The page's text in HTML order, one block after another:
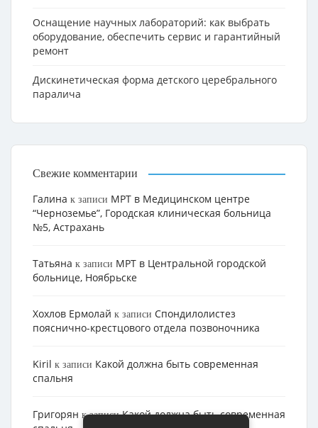
Оснащение научных лабораторий: как выбрать
оборудование, обеспечить сервис и гарантийный
ремонт
Дискинетическая форма детского церебрального
паралича
Свежие комментарии
Галина к записи МРТ в Медицинском центре
“Черноземье”, Городская клиническая больница
№5, Астрахань
Татьяна к записи МРТ в Центральной городской
больнице, Ноябрьске
Хохлов Ермолай к записи Cпондилолистез
пояснично-крестцового отдела позвоночника
Kiril к записи Какой должна быть современная
спальня
Григорян к записиКакой должна быть современная